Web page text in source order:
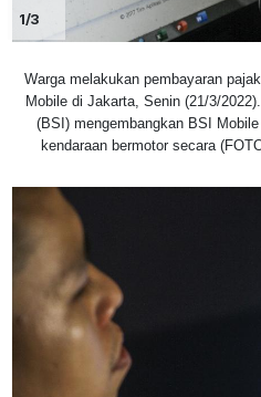
1/3
Warga melakukan pembayaran
Mobile di Jakarta, Senin (21/3/
(BSI) mengembangkan BSI
kendaraan bermotor secara